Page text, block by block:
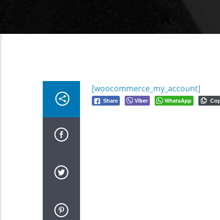
[woocommerce_my_account]
Share Viber WhatsApp